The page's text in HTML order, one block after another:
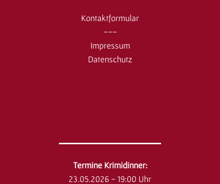
Kontaktformular
---
Impressum
Datenschutz
​Termine Krimidinner:
23.05.2026 - 19:00 Uhr